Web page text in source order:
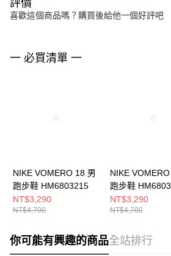
評價
喜歡這個商品嗎？購買後給他一個好評吧
一 必買清單 一
NIKE VOMERO 18 男
跑步鞋 HM6803215
NT$3,290
NT$4,700
NIKE
跑步鞋
NT$3,290
NT$4,700
你可能有興趣的商品全站排行